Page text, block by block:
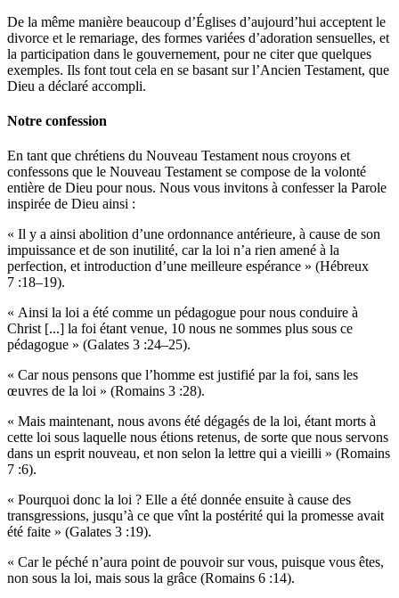
De la même manière beaucoup d’Églises d’aujourd’hui acceptent le
divorce et le remariage, des formes variées d’adoration sensuelles, et
la participation dans le gouvernement, pour ne citer que quelques
exemples. Ils font tout cela en se basant sur l’Ancien Testament, que
Dieu a déclaré accompli.
Notre confession
En tant que chrétiens du Nouveau Testament nous croyons et
confessons que le Nouveau Testament se compose de la volonté
entière de Dieu pour nous. Nous vous invitons à confesser la Parole
inspirée de Dieu ainsi :
« Il y a ainsi abolition d’une ordonnance antérieure, à cause de son
impuissance et de son inutilité, car la loi n’a rien amené à la
perfection, et introduction d’une meilleure espérance » (Hébreux
7 :18–19).
« Ainsi la loi a été comme un pédagogue pour nous conduire à
Christ [...] la foi étant venue, 10 nous ne sommes plus sous ce
pédagogue » (Galates 3 :24–25).
« Car nous pensons que l’homme est justifié par la foi, sans les
œuvres de la loi » (Romains 3 :28).
« Mais maintenant, nous avons été dégagés de la loi, étant morts à
cette loi sous laquelle nous étions retenus, de sorte que nous servons
dans un esprit nouveau, et non selon la lettre qui a vieilli » (Romains
7 :6).
« Pourquoi donc la loi ? Elle a été donnée ensuite à cause des
transgressions, jusqu’à ce que vînt la postérité qui la promesse avait
été faite » (Galates 3 :19).
« Car le péché n’aura point de pouvoir sur vous, puisque vous êtes,
non sous la loi, mais sous la grâce (Romains 6 :14).